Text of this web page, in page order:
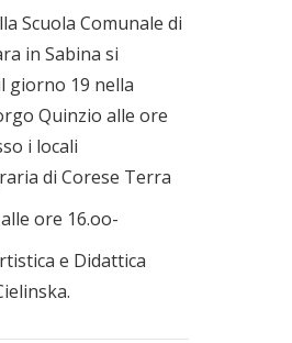
Scuola Comunale di
in Sabina si
giorno 19 nella
Quinzio alle ore
i locali
di Corese Terra
ore 16.oo-
e Didattica